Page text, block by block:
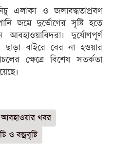
এলাকা ও জলাবদ্ধতাপ্রবণ
জমে দুর্ভোগের সৃষ্টি হতে
দুর্যোগপূর্ণ
বাইরে বের না হওয়ার
ক্ষেত্রে বিশেষ সতর্কতা
আবহাওয়ার খবর
ও বজ্রবৃষ্টি